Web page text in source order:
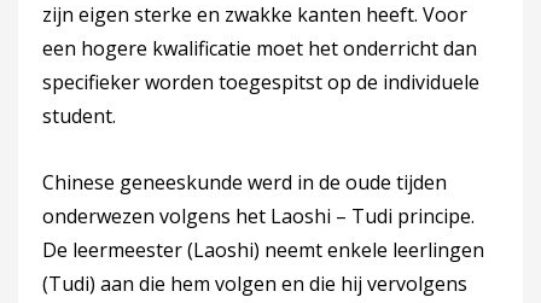
zijn eigen sterke en zwakke kanten heeft. Voor
een hogere kwalificatie moet het onderricht dan
specifieker worden toegespitst op de individuele
student.
Chinese geneeskunde werd in de oude tijden
onderwezen volgens het Laoshi – Tudi principe.
De leermeester (Laoshi) neemt enkele leerlingen
(Tudi) aan die hem volgen en die hij vervolgens